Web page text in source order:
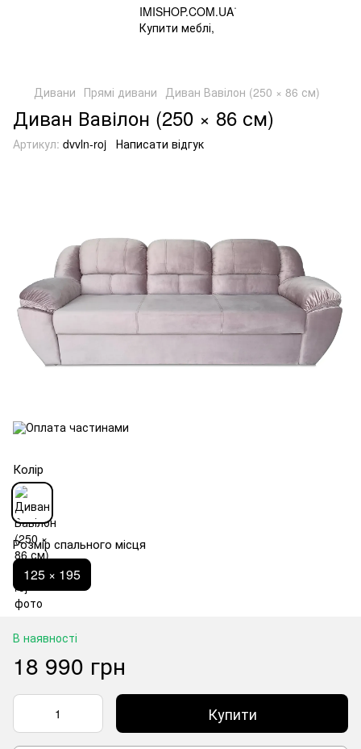
Дивани Прямі дивани Диван Вавілон (250 × 86 см)
Диван Вавілон (250 × 86 см)
Артикул: dvvln-roj Написати відгук
Колір
Розмір спального місця
125 × 195
В наявності
18 990 грн
Купити